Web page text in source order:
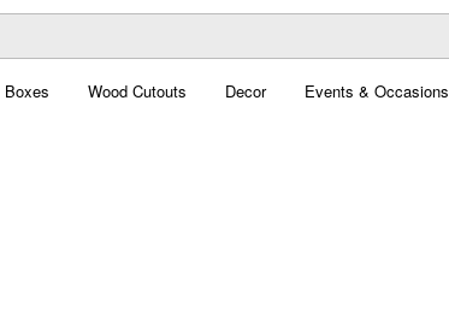
Boxes Wood Cutouts Decor Events & Occasions